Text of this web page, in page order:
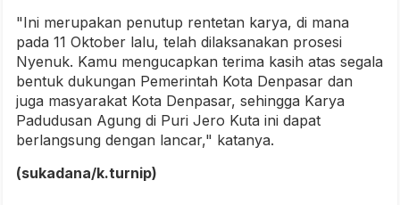
"Ini merupakan penutup rentetan karya, di mana
pada 11 Oktober lalu, telah dilaksanakan prosesi
Nyenuk. Kamu mengucapkan terima kasih atas segala
bentuk dukungan Pemerintah Kota Denpasar dan
juga masyarakat Kota Denpasar, sehingga Karya
Padudusan Agung di Puri Jero Kuta ini dapat
berlangsung dengan lancar," katanya.
(sukadana/k.turnip)